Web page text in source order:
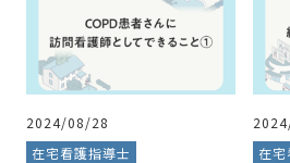
2024/08/28
在宅看護指導士
在